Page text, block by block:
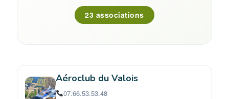
23 associations
Aéroclub du Valois
07.66.53.53.48